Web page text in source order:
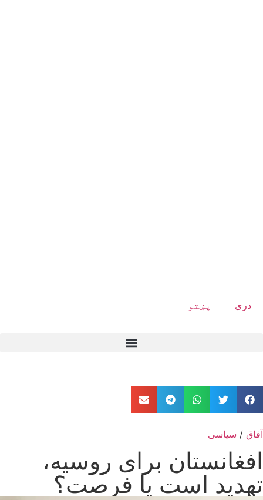
دری پښتو
آفاق / سیاسی
افغانستان برای روسیه،
تهدید است یا فرصت؟